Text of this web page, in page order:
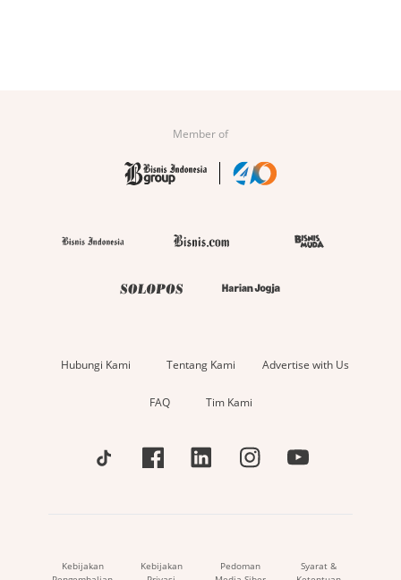
Member of
Hubungi Kami Tentang Kami Advertise with Us
FAQ Tim Kami
Kebijakan
Kebijakan
Pedoman
Syarat &